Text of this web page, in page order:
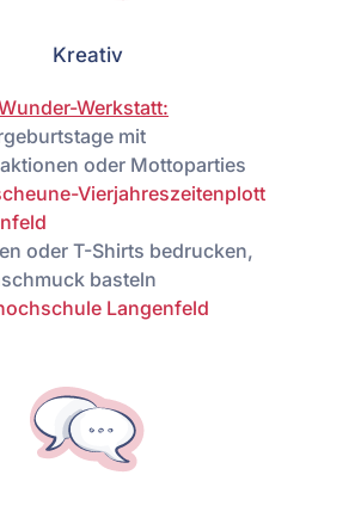
Kreativ
Werkstatt:
mit
oder Mottoparties
Vierjahreszeitenplott
oder T-Shirts bedrucken,
basteln
Langenfeld